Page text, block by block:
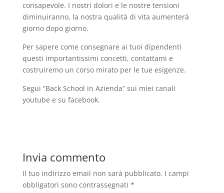
consapevole. I nostri dolori e le nostre tensioni
diminuiranno, la nostra qualità di vita aumenterà
giorno dopo giorno.
Per sapere come consegnare ai tuoi dipendenti
questi importantissimi concetti, contattami e
costruiremo un corso mirato per le tue esigenze.
Segui “Back School in Azienda” sui miei canali
youtube e su facebook.
Invia commento
Il tuo indirizzo email non sarà pubblicato. I campi
obbligatori sono contrassegnati *